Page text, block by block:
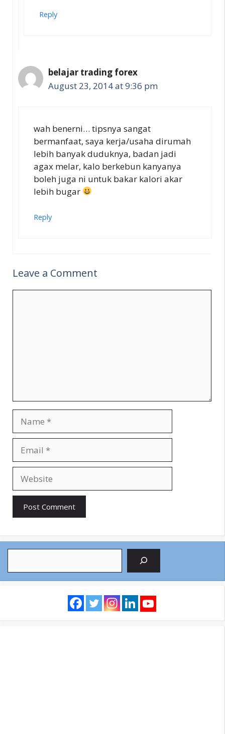
Reply
belajar trading forex
August 23, 2014 at 9:36 pm
wah benerni… tipsnya sangat
bermanfaat, saya kerja/usaha dirumah
lebih banyak duduknya, badan jadi
agax melar, kalo berkebun kanyanya
boleh juga ni untuk bakar kalori akar
lebih bugar
Reply
Leave a Comment